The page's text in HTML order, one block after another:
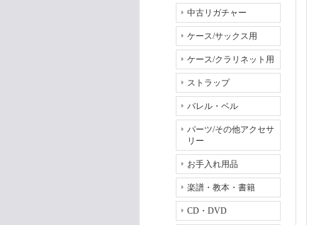
中古リガチャー
ケース/サックス用
ケース/クラリネット用
ストラップ
バレル・ベル
パーツ/その他アクセサ
リー
お手入れ用品
楽譜・教本・書籍
CD・DVD